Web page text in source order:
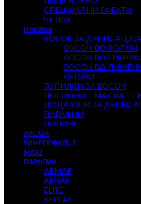
СПЕЦИЈАЛНИ ЕФЕКТИ
ЧЕТКИ
ITALWAX
ВОСОК ЗА ДЕПИЛАЦИЈА
ВОСОК ВО РОЛОН
ВОСОК ВО
ВОСОК ВО
СЕТОВИ
ТОПИЛКИ ЗА ВОСОК
ЛОСИОНИ – МАСЛА –
ДОДАТОЦИ ЗА
ПАРАФИН
ПИЛИНГ
ARCAYA
WIMPERNWELLE
MAX2
ПАРФЕМИ
ARMAF
AFNAN
ELITE
REPLAY